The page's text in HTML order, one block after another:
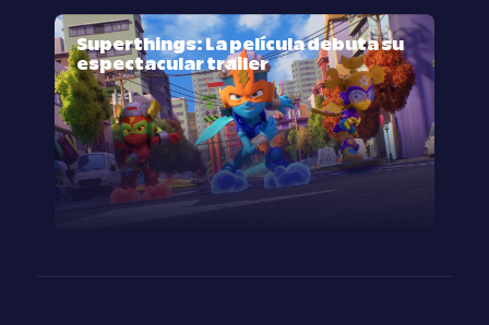
Superthings: La película debuta su
espectacular trailer